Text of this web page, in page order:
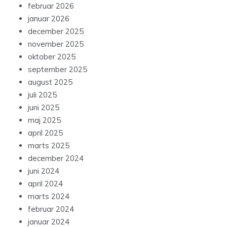
februar 2026
januar 2026
december 2025
november 2025
oktober 2025
september 2025
august 2025
juli 2025
juni 2025
maj 2025
april 2025
marts 2025
december 2024
juni 2024
april 2024
marts 2024
februar 2024
januar 2024